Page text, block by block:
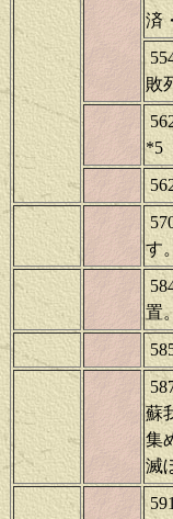
済
敗
*5
す
置
蘇
集
滅